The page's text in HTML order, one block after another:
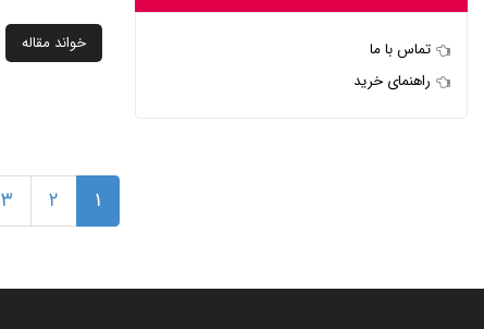
خواند مقاله
۱ ۲ ۳
تماس با ما
راهنمای خرید